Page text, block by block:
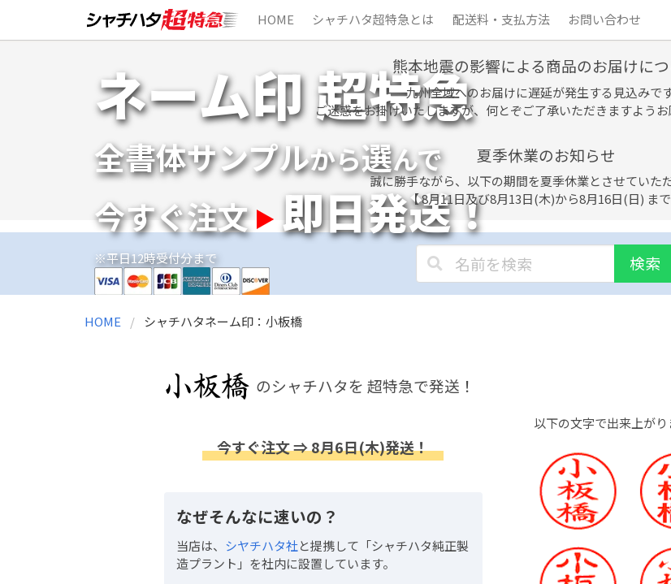
HOME シャチハタ超特急とは 配送料・支払方法 お問い合わせ
ネーム印 超特急
全書体サンプルから選んで
今すぐ注文 即日発送！
※平日12時受付分まで
熊本地震の影響による商品のお届けに
九州全域へのお届けに遅延が発生する見込みです
ご迷惑をお掛けいたしますが、何とぞご了承いただきますようお
夏季休業のお知らせ
誠に勝手ながら、以下の期間を夏季休業とさせていた
【 8月11日及び8月13日(木)から8月16日(日) まで
検索
HOME シャチハタネーム印：小板橋
のシャチハタを 超特急で発送！
以下の文字で出来上がり
今すぐ注文 ⇒ 8月6日(木)発送！
なぜそんなに速いの？
当店は、 シヤチハタ社と提携して「シャチハタ純正製
造プラント」を社内に設置しています。